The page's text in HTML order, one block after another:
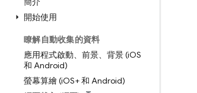
開始使用
瞭解自動收集的資料
應用程式啟動、前景、背景 (iOS
和 Android)
螢幕算繪 (iOS+ 和 Android)